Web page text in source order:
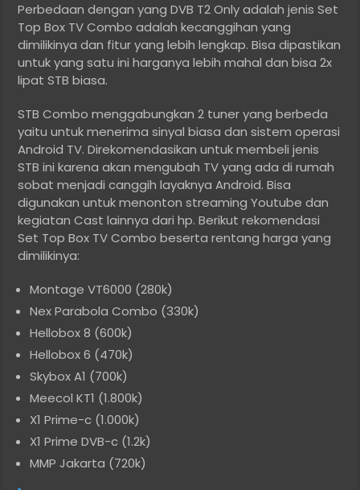
Perbedaan dengan yang DVB T2 Only adalah jenis Set
Top Box TV Combo adalah kecanggihan yang
dimilikinya dan fitur yang lebih lengkap. Bisa dipastikan
untuk yang satu ini harganya lebih mahal dan bisa 2x
lipat STB biasa.
STB Combo menggabungkan 2 tuner yang berbeda
yaitu untuk menerima sinyal biasa dan sistem operasi
Android TV. Direkomendasikan untuk membeli jenis
STB ini karena akan mengubah TV yang ada di rumah
sobat menjadi canggih layaknya Android. Bisa
digunakan untuk menonton streaming Youtube dan
kegiatan Cast lainnya dari hp. Berikut rekomendasi
Set Top Box TV Combo beserta rentang harga yang
dimilikinya:
Montage VT6000 (280k)
Nex Parabola Combo (330k)
Hellobox 8 (600k)
Hellobox 6 (470k)
Skybox A1 (700k)
Meecol KT1 (1.800k)
X1 Prime-c (1.000k)
X1 Prime DVB-c (1.2k)
MMP Jakarta (720k)